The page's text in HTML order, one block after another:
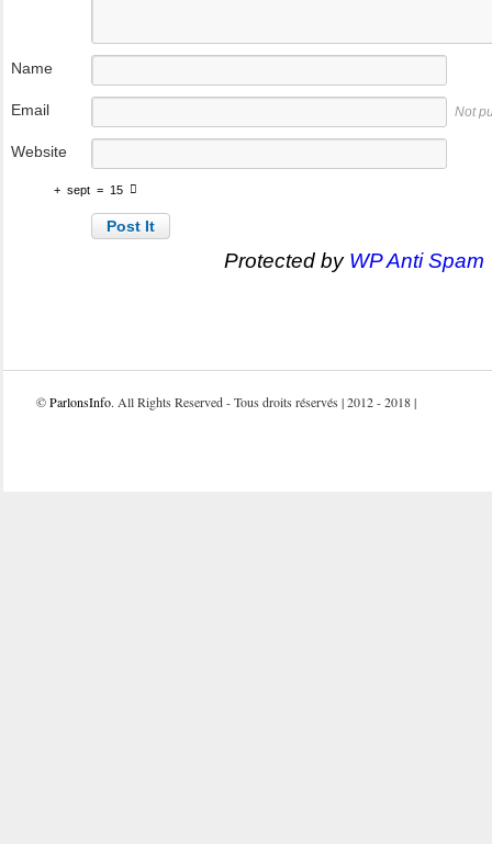
Name
Email Not
Website
+ sept = 15
Protected by WP Anti Spam
©ParlonsInfo. All Rights Reserved - Tous droits réservés | 2012 - 2018 |